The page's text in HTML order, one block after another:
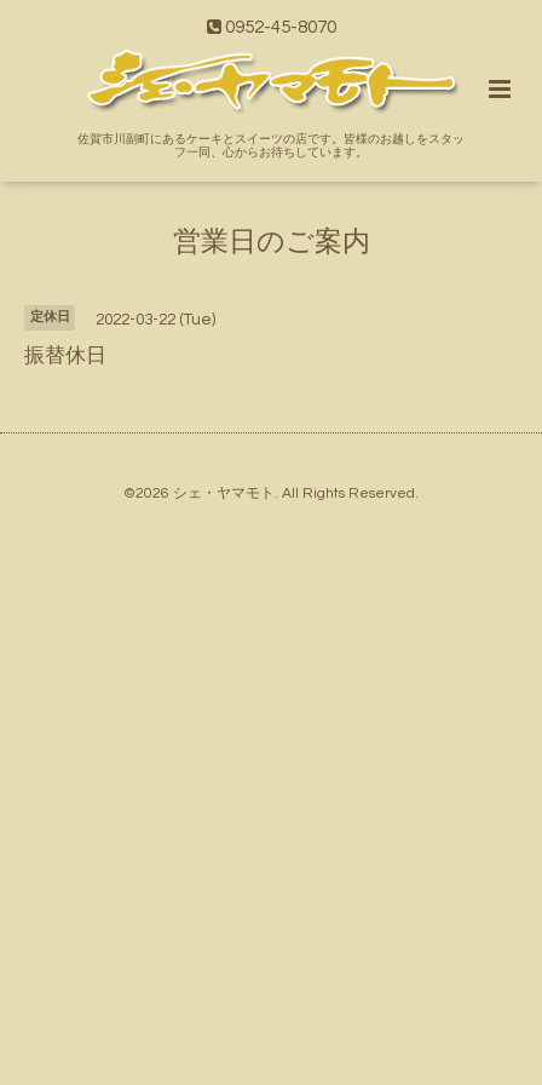
0952-45-8070
佐賀市川副町にあるケーキとスイーツの店です。皆様のお越しをスタッ
フ一同、心からお待ちしています。
営業日のご案内
定休日 2022-03-22 (Tue)
振替休日
©2026 シェ・ヤマモト . All Rights Reserved.